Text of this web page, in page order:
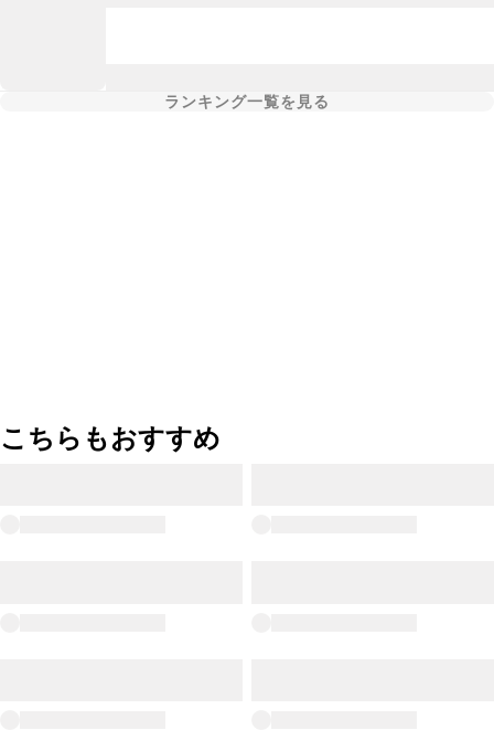
ランキング一覧を見る
こちらもおすすめ